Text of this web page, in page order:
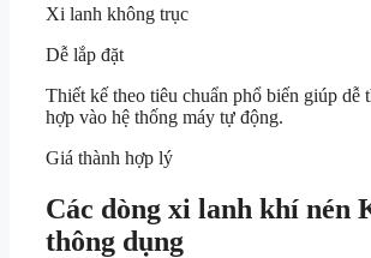
Xi lanh không trục
Dễ lắp đặt
Thiết kế theo tiêu chuẩn phổ biến giúp dễ
hợp vào hệ thống máy tự động.
Giá thành hợp lý
Các dòng xi lanh khí nén
thông dụng